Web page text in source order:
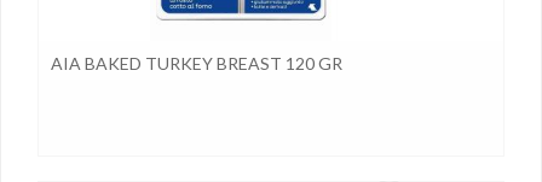
AIA BAKED TURKEY BREAST 120 GR